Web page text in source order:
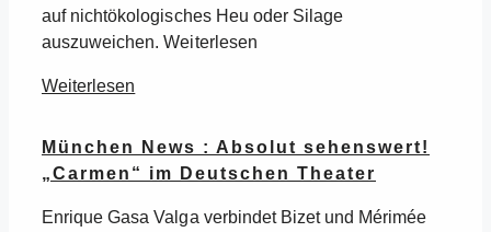
auf nichtökologisches Heu oder Silage
auszuweichen. Weiterlesen
Weiterlesen
München News : Absolut sehenswert!
„Carmen“ im Deutschen Theater
Enrique Gasa Valga verbindet Bizet und Mérimée